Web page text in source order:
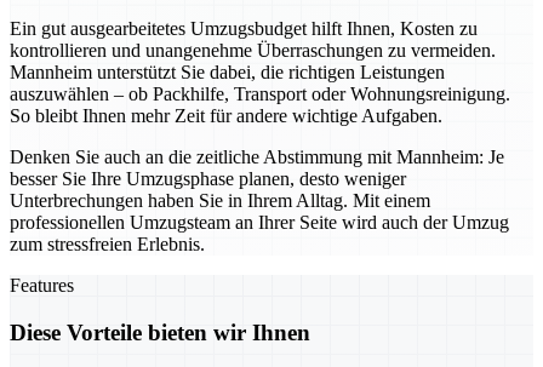
Ein gut ausgearbeitetes Umzugsbudget hilft Ihnen, Kosten zu
kontrollieren und unangenehme Überraschungen zu vermeiden.
Mannheim unterstützt Sie dabei, die richtigen Leistungen
auszuwählen – ob Packhilfe, Transport oder Wohnungsreinigung.
So bleibt Ihnen mehr Zeit für andere wichtige Aufgaben.
Denken Sie auch an die zeitliche Abstimmung mit Mannheim: Je
besser Sie Ihre Umzugsphase planen, desto weniger
Unterbrechungen haben Sie in Ihrem Alltag. Mit einem
professionellen Umzugsteam an Ihrer Seite wird auch der Umzug
zum stressfreien Erlebnis.
Features
Diese Vorteile bieten wir Ihnen